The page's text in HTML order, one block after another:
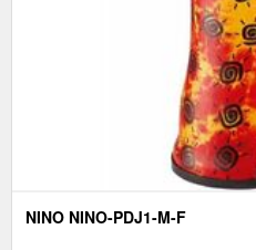
NINO NINO-PDJ1-M-F